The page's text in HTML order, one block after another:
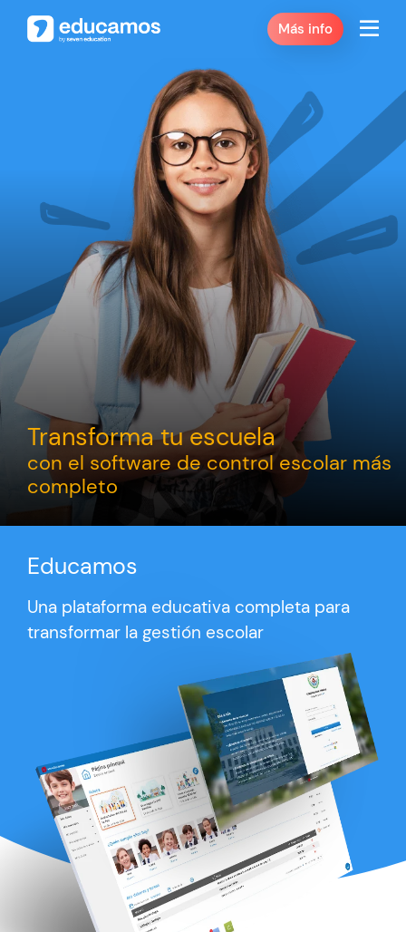
Más info
Transforma tu escuela
con el software de control escolar más
completo
Educamos
Una plataforma educativa completa para
transformar la gestión escolar